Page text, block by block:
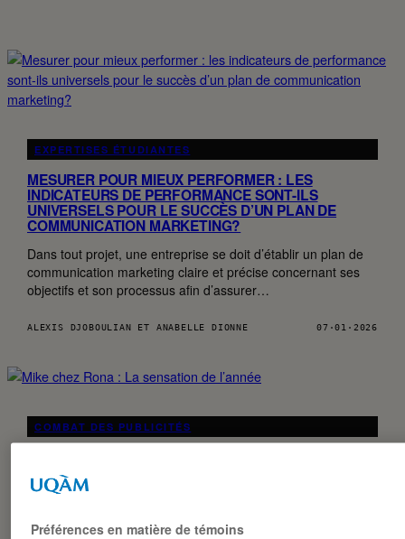
EXPERTISES ÉTUDIANTES
MESURER POUR MIEUX PERFORMER : LES
INDICATEURS DE PERFORMANCE SONT-ILS
UNIVERSELS POUR LE SUCCÈS D’UN PLAN DE
COMMUNICATION MARKETING?
Dans tout projet, une entreprise se doit d’établir un plan de
communication marketing claire et précise concernant ses
objectifs et son processus afin d’assurer…
ALEXIS DJOBOULIAN ET ANABELLE DIONNE 07·01·2026
COMBAT DES PUBLICITÉS
*Ce texte a été rédigé dans le cadre du combat des
ici tel quel. Contexte de la…
Préférences en matière de témoins